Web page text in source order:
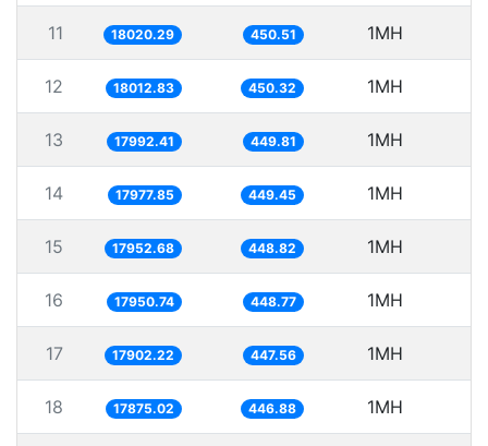
11 18020.29 450.51 1MH
12 18012.83 450.32 1MH
13 17992.41 449.81 1MH
14 17977.85 449.45 1MH
15 17952.68 448.82 1MH
16 17950.74 448.77 1MH
17 17902.22 447.56 1MH
18 17875.02 446.88 1MH